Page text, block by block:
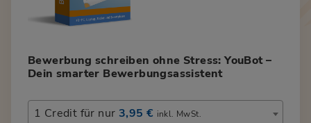
Bewerbung schreiben ohne Stress: YouBot –
Dein smarter Bewerbungsassistent
1 Credit für nur 3,95 € inkl. MwSt.